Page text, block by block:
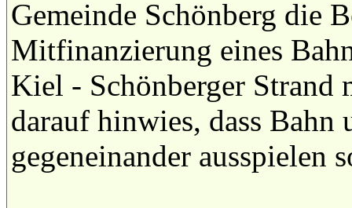
Gemeinde Schönberg die
Mitfinanzierung eines
Kiel - Schönberger Strand
darauf hinwies, dass
gegeneinander ausspielen